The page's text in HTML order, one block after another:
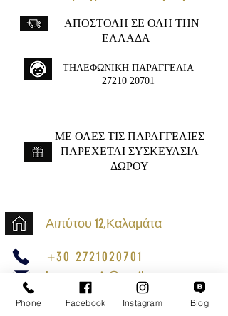
ΑΠΟΣΤΟΛΗ ΣΕ ΟΛΗ ΤΗΝ
ΕΛΛΑΔΑ
ΤΗΛΕΦΩΝΙΚΗ ΠΑΡΑΓΓΕΛΙΑ
27210 20701
ME ΟΛΕΣ ΤΙΣ ΠΑΡΑΓΓΕΛΙΕΣ
ΠΑΡΕΧΕΤΑΙ ΣΥΣΚΕΥΑΣΙΑ
ΔΩΡΟΥ
Αιπύτου 12,Καλαμάτα
+30 2721020701
k.mouzos.wix@gmail.com
Εντοπισμός Δέματος
Phone Facebook Instagram Blog